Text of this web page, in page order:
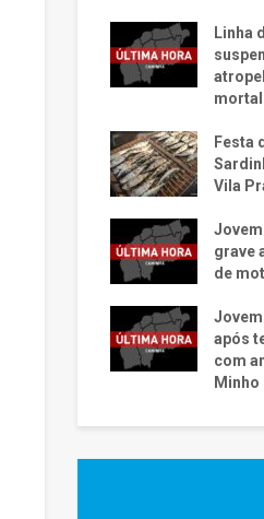
Linha
Festa
Vila
grave
de
após
com
Minho